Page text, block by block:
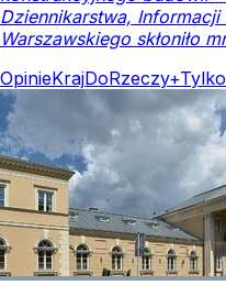
Dziennikarstwa,
Warszawskiego skłoniło
OpinieKrajDoRzeczy+